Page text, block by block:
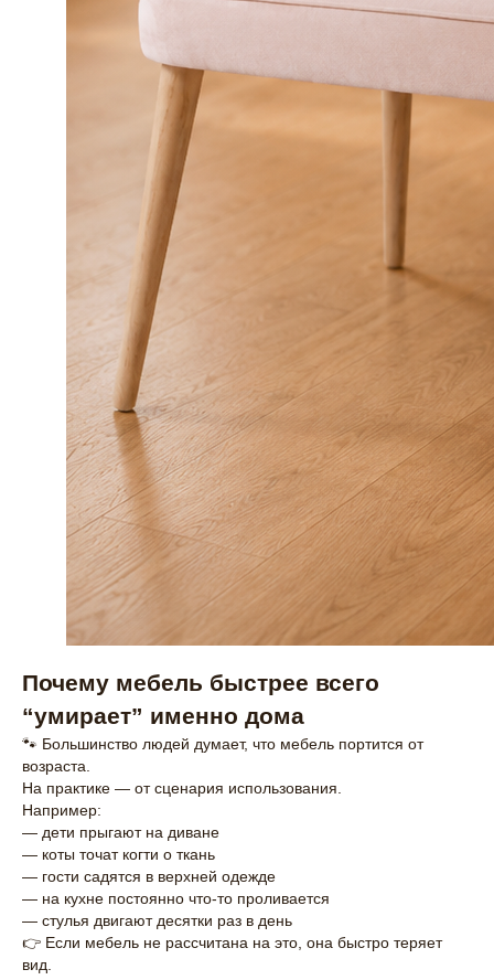
Почему мебель быстрее всего
“умирает” именно дома
🐾 Большинство людей думает, что мебель портится от
возраста.
На практике — от сценария использования.
Например:
— дети прыгают на диване
— коты точат когти о ткань
— гости садятся в верхней одежде
— на кухне постоянно что-то проливается
— стулья двигают десятки раз в день
👉 Если мебель не рассчитана на это, она быстро теряет
вид.